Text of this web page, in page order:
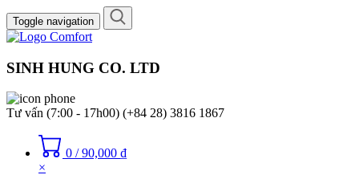
Toggle navigation
SINH HUNG CO. LTD
Tư vấn (7:00 - 17h00) (+84 28) 3816 1867
0 / 90,000 ₫
×